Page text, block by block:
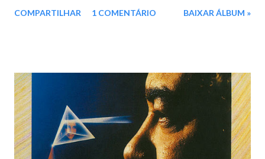
de areia 10. Pau-de-arara 11. Esse meu cantar 12. Mandinga
COMPARTILHAR 1 COMENTÁRIO BAIXAR ÁLBUM »